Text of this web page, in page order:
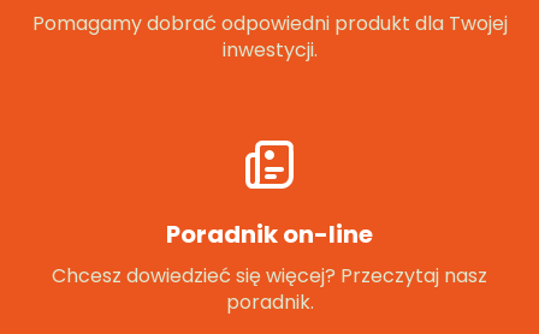
Pomagamy dobrać odpowiedni produkt dla Twojej
inwestycji.
Poradnik on-line
Chcesz dowiedzieć się więcej? Przeczytaj nasz
poradnik.